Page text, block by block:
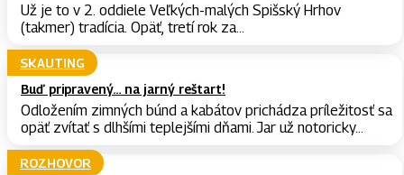
Už je to v 2. oddiele Veľkých-malých Spišský Hrhov
(takmer) tradícia. Opäť, tretí rok za...
SKAUTING
Buď pripravený… na jarný reštart!
Odložením zimných búnd a kabátov prichádza príležitosť sa
opäť zvítať s dlhšími teplejšími dňami. Jar už notoricky...
ROZHOVOR